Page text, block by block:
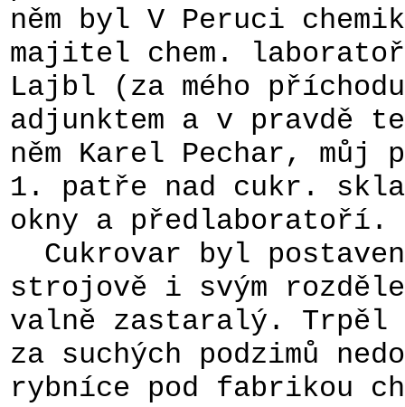
něm byl V Peruci
majitel chem.
Lajbl (za mého
adjunktem a v pravdě
něm Karel Pechar, můj
1. patře nad cukr.
okny a předlaboratoří.
Cukrovar byl
strojově i svým
valně zastaralý. Trpěl
za suchých podzimů
rybníce pod fabrikou